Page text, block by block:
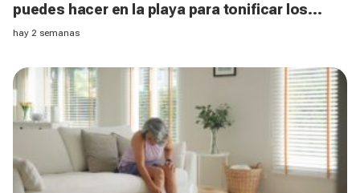
puedes hacer en la playa para tonificar los
brazos después de los 50, según un entrenador
hay 2 semanas